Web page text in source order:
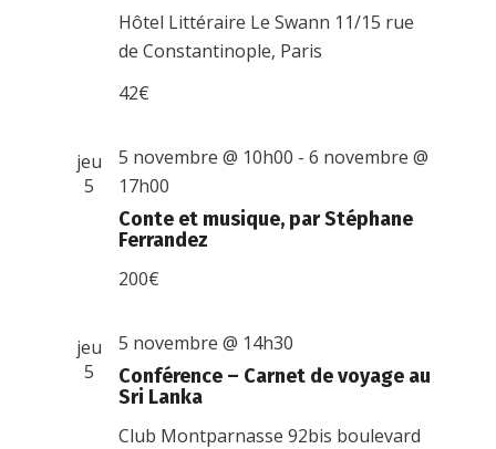
Hôtel Littéraire Le Swann 11/15 rue
de Constantinople, Paris
42€
jeu
5
Conte et musique, par Stéphane
Ferrandez
5 novembre @ 10h00 -6 novembre @
17h00
200€
jeu
5
Conférence – Carnet de voyage au
Sri Lanka
5 novembre @ 14h30
Club Montparnasse92bis boulevard